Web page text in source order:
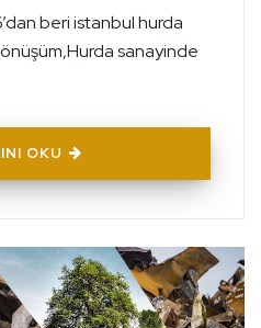
beri istanbul hurda
sanayinde
OKU